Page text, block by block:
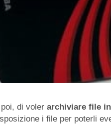
di voler archiviare file
i file per poterli